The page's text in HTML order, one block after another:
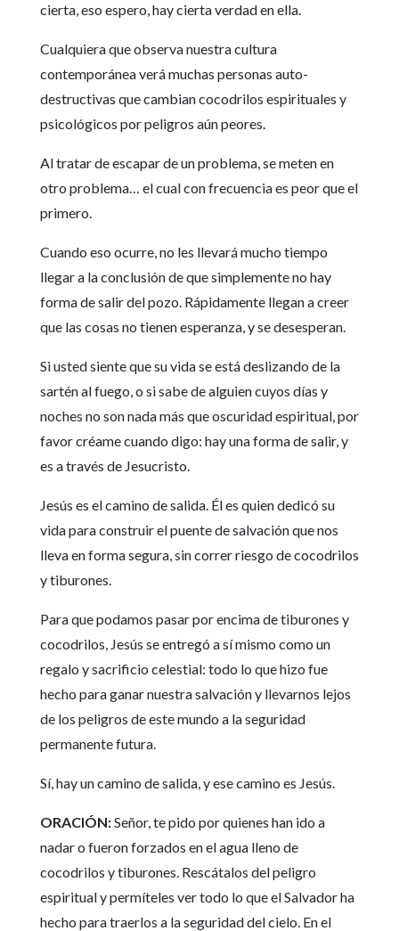
cierta, eso espero, hay cierta verdad en ella.
Cualquiera que observa nuestra cultura
contemporánea verá muchas personas auto-
destructivas que cambian cocodrilos espirituales y
psicológicos por peligros aún peores.
Al tratar de escapar de un problema, se meten en
otro problema… el cual con frecuencia es peor que el
primero.
Cuando eso ocurre, no les llevará mucho tiempo
llegar a la conclusión de que simplemente no hay
forma de salir del pozo. Rápidamente llegan a creer
que las cosas no tienen esperanza, y se desesperan.
Si usted siente que su vida se está deslizando de la
sartén al fuego, o si sabe de alguien cuyos días y
noches no son nada más que oscuridad espiritual, por
favor créame cuando digo: hay una forma de salir, y
es a través de Jesucristo.
Jesús es el camino de salida. Él es quien dedicó su
vida para construir el puente de salvación que nos
lleva en forma segura, sin correr riesgo de cocodrilos
y tiburones.
Para que podamos pasar por encima de tiburones y
cocodrilos, Jesús se entregó a sí mismo como un
regalo y sacrificio celestial: todo lo que hizo fue
hecho para ganar nuestra salvación y llevarnos lejos
de los peligros de este mundo a la seguridad
permanente futura.
Sí, hay un camino de salida, y ese camino es Jesús.
ORACIÓN:Señor, te pido por quienes han ido a
nadar o fueron forzados en el agua lleno de
cocodrilos y tiburones. Rescátalos del peligro
espiritual y permíteles ver todo lo que el Salvador ha
hecho para traerlos a la seguridad del cielo. En el